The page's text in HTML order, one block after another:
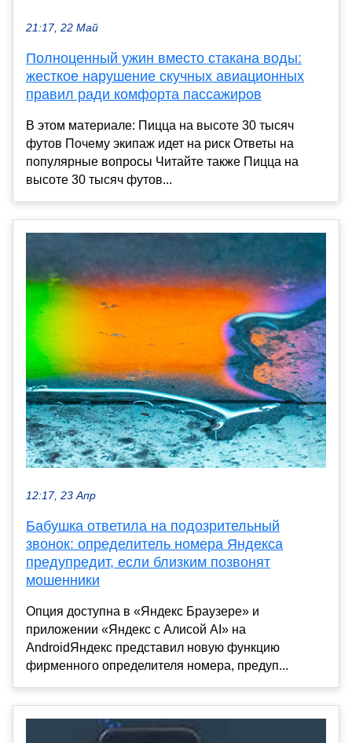
21:17, 22 Май
Полноценный ужин вместо стакана воды:
жесткое нарушение скучных авиационных
правил ради комфорта пассажиров
В этом материале: Пицца на высоте 30 тысяч
футов Почему экипаж идет на риск Ответы на
популярные вопросы Читайте также Пицца на
высоте 30 тысяч футов...
12:17, 23 Апр
Бабушка ответила на подозрительный
звонок: определитель номера Яндекса
предупредит, если близким позвонят
мошенники
Опция доступна в «Яндекс Браузере» и
приложении «Яндекс с Алисой AI» на
AndroidЯндекс представил новую функцию
фирменного определителя номера, предуп...